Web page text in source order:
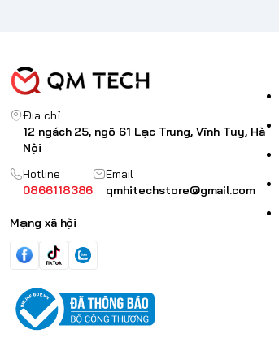
Địa chỉ
12 ngách 25, ngõ 61 Lạc Trung, Vĩnh Tuy, Hà
Nội
Hotline
0866118386
Email
qmhitechstore@gmail.com
Mạng xã hội